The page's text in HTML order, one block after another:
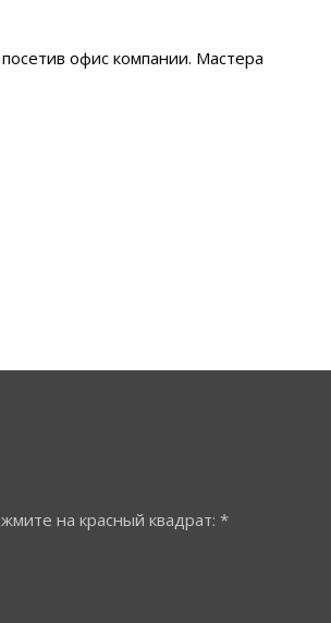
офис компании. Мастера
на красный квадрат: *